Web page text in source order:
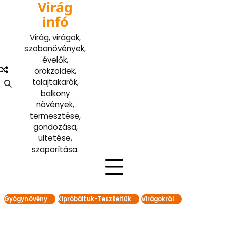
Virág
infó
Virág, virágok,
szobanövények,
évelők,
örökzöldek,
talajtakarók,
balkony
növények,
termesztése,
gondozása,
ültetése,
szaporítása.
Gyógynövény Kipróbáltuk-Teszteltük Virágokról